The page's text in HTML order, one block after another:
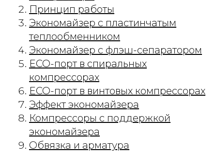
Принцип работы
Экономайзер с пластинчатым
теплообменником
Экономайзер с флэш-сепаратором
ECO-порт в спиральных
компрессорах
ECO-порт в винтовых компрессорах
Эффект экономайзера
Компрессоры с поддержкой
экономайзера
Обвязка и арматура